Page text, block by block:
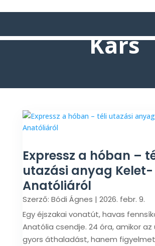
Kars
Expressz a hóban –
utazási anyag Kelet-
Anatóliáról
Szerző: Bódi Ágnes | 2026. febr. 9.
Egy éjszakai vonatút, havas
Anatólia csendje. 24 óra, amikor
gyors áthaladást, hanem